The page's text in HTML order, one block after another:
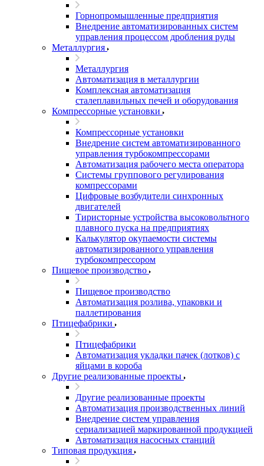
Горнопромышленные предприятия
Внедрение автоматизированных систем
управления процессом дробления руды
Металлургия
Металлургия
Автоматизация в металлургии
Комплексная автоматизация
сталеплавильных печей и оборудования
Компрессорные установки
Компрессорные установки
Внедрение систем автоматизированного
управления турбокомпрессорами
Автоматизация рабочего места оператора
Системы группового регулирования
компрессорами
Цифровые возбудители синхронных
двигателей
Тиристорные устройства высоковольтного
плавного пуска на предприятиях
Калькулятор окупаемости системы
автоматизированного управления
турбокомпрессором
Пищевое производство
Пищевое производство
Автоматизация розлива, упаковки и
паллетирования
Птицефабрики
Птицефабрики
Автоматизация укладки пачек (лотков) с
яйцами в короба
Другие реализованные проекты
Другие реализованные проекты
Автоматизация производственных линий
Внедрение систем управления
сериализацией маркированной продукцией
Автоматизация насосных станций
Типовая продукция